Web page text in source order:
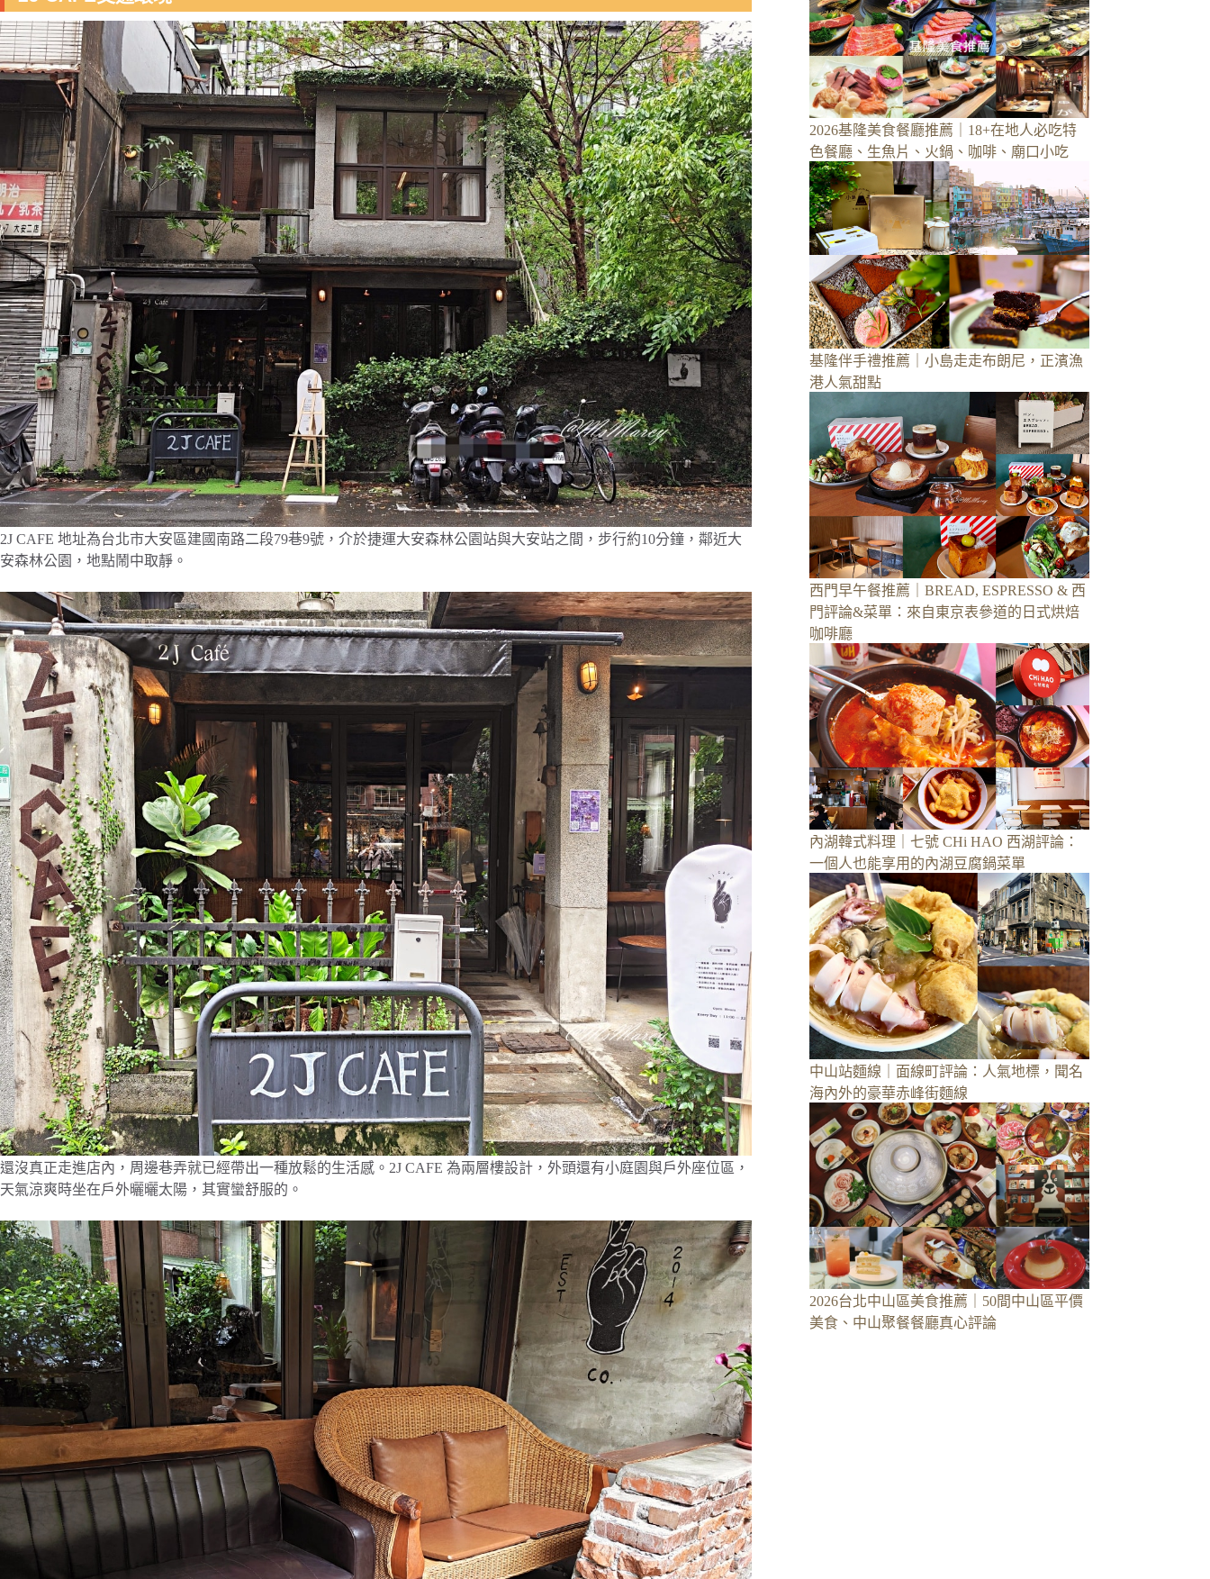
2J CAFE 地址為台北市大安區建國南路二段79巷9號，介於捷運大安森林公園站與大安站之間，步行約10分鐘，鄰近大
安森林公園，地點鬧中取靜。
還沒真正走進店內，周邊巷弄就已經帶出一種放鬆的生活感。2J CAFE 為兩層樓設計，外頭還有小庭園與戶外座位區，
天氣涼爽時坐在戶外曬曬太陽，其實蠻舒服的。
2026基隆美食餐廳推薦｜18+在地人必吃特
色餐廳、生魚片、火鍋、咖啡、廟口小吃
基隆伴手禮推薦｜小島走走布朗尼，正濱漁
港人氣甜點
西門早午餐推薦｜BREAD, ESPRESSO & 西
門評論&菜單：來自東京表參道的日式烘焙
咖啡廳
內湖韓式料理｜七號 CHi HAO 西湖評論：
一個人也能享用的內湖豆腐鍋菜單
中山站麵線｜面線町評論：人氣地標，聞名
海內外的豪華赤峰街麵線
2026台北中山區美食推薦｜50間中山區平價
美食、中山聚餐餐廳真心評論